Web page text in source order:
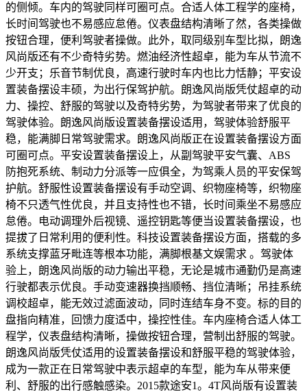
的侧倾。车内的驾驶同样可圈可点。合适人体工程学的座椅，
长时间驾驶也不易感应怠倦。仪表盘结构清晰了然，各类操做
按钮合理，便利驾驶者操做。此外，取同级别车型比拟，朗逸
风尚版还有不少奇特劣势。燃油经济性超卓，能为车从节流不
少开支；乐音节制优良，高速行驶时车内也比力恬静；平安设
置装备摆设丰硕，为出行保驾护航。朗逸风尚版凭仗超卓的动
力、操控、舒服的驾驶以及奇特劣势，为驾驶者带来了优良的
驾驶体验。朗逸风尚版设置装备摆设适用，驾驶体验舒服平
稳，能满脚日常驾驶需求。朗逸风尚版正在设置装备摆设方面
可圈可点。平安设置装备摆设上，从副驾驶平安气囊、ABS
防抱死系统、制动力分派等一应俱全，为驾乘人员的平安保驾
护航。舒服性设置装备摆设有手动空调、织物座椅等，织物座
椅不只透气性优良，并且支持性也不错，长时间乘坐不易感应
怠倦。电动调理外后视镜、遥控钥匙等便当设置装备摆设，也
提拔了日常利用的便利性。科技设置装备摆设方面，搭载的多
系统支撑蓝牙毗连等根本功能，满脚根基文娱需求 。驾驶体
验上，朗逸风尚版的动力输出平稳，无论是城市通勤仍是高速
行驶都表示优良。手动变速器换挡顺畅、挡位清晰；吊挂系统
调校超卓，能无效过滤面波动，同时连结车身不变。标的目的
盘指向精准，回馈力度适中，操控性佳。车内座椅合适人体工
程学，仪表盘结构清晰，操做按钮合理，营制出舒服的驾驶。
朗逸风尚版凭仗适用的设置装备摆设和舒服平稳的驾驶体验，
成为一款正在日常驾驶中表示超卓的车型，能为车从带来便
利、舒服的出行感触感染。2015款途安1。4T风尚版有设置装